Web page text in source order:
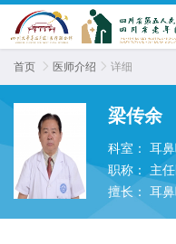
首页  医师介绍  详细
梁传余
科室：
耳
职称： 主
擅长： 耳
首次开展
鼻喉头颈